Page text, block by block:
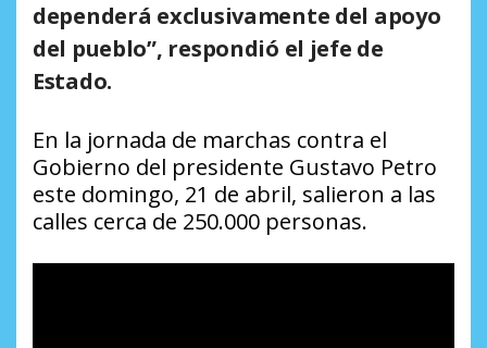
dependerá exclusivamente del apoyo
del pueblo”, respondió el jefe de
Estado.
En la jornada de marchas contra el
Gobierno del presidente Gustavo Petro
este domingo, 21 de abril, salieron a las
calles cerca de 250.000 personas.